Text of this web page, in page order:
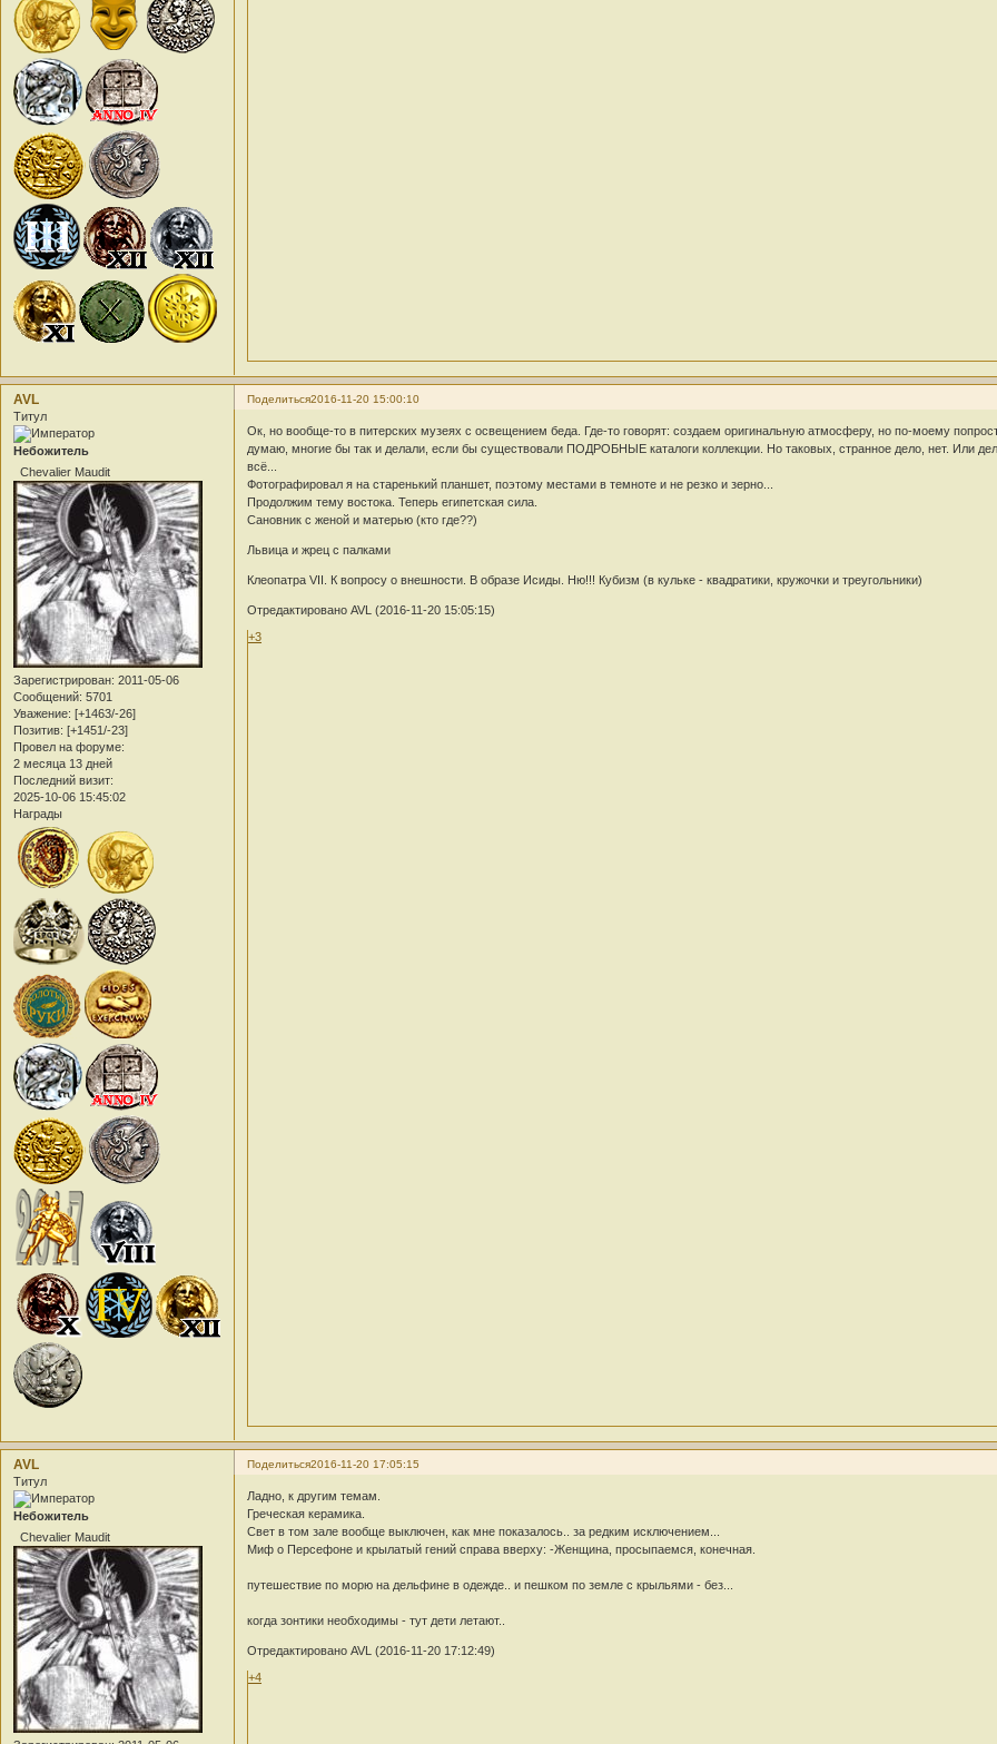
Поделиться2016-11-20 15:00:10
AVL
Титул
Небожитель
Chevalier Maudit
Зарегистрирован: 2011-05-06
Сообщений: 5701
Уважение: [+1463/-26]
Позитив: [+1451/-23]
Провел на форуме:
2 месяца 13 дней
Последний визит:
2025-10-06 15:45:02
Награды
Ок, но вообще-то в питерских музеях с освещением беда. Где-то говорят: создаем оригинальную атмосферу, но по-моему
думаю, многие бы так и делали, если бы существовали ПОДРОБНЫЕ каталоги коллекции. Но таковых, странное дело, нет. Или
всё...
Фотографировал я на старенький планшет, поэтому местами в темноте и не резко и зерно...
Продолжим тему востока. Теперь египетская сила.
Сановник с женой и матерью (кто где??)
Львица и жрец с палками
Клеопатра VII. К вопросу о внешности. В образе Исиды. Ню!!! Кубизм (в кульке - квадратики, кружочки и треугольники)
Отредактировано AVL (2016-11-20 15:05:15)
+3
Поделиться2016-11-20 17:05:15
AVL
Титул
Небожитель
Chevalier Maudit
Ладно, к другим темам.
Греческая керамика.
Свет в том зале вообще выключен, как мне показалось.. за редким исключением...
Миф о Персефоне и крылатый гений справа вверху: -Женщина, просыпаемся, конечная.
путешествие по морю на дельфине в одежде.. и пешком по земле с крыльями - без...
когда зонтики необходимы - тут дети летают..
Отредактировано AVL (2016-11-20 17:12:49)
+4